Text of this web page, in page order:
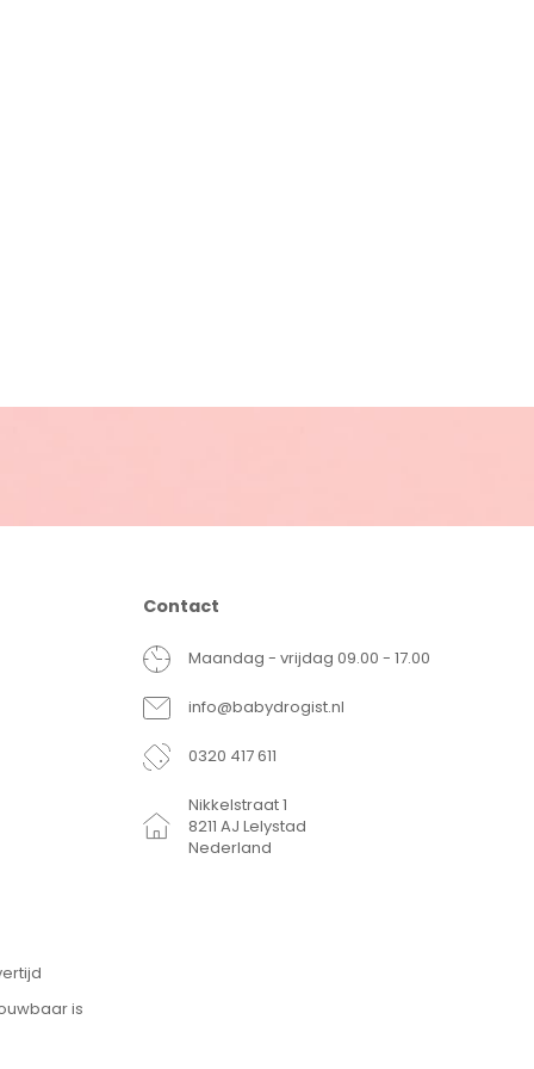
is
Contact
Maandag - vrijdag 09.00 - 17.00
info@babydrogist.nl
0320 417 611
Nikkelstraat 1
8211 AJ Lelystad
Nederland